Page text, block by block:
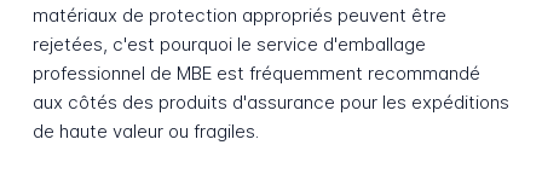
matériaux de protection appropriés peuvent être
rejetées, c'est pourquoi le service d'emballage
professionnel de MBE est fréquemment recommandé
aux côtés des produits d'assurance pour les expéditions
de haute valeur ou fragiles.